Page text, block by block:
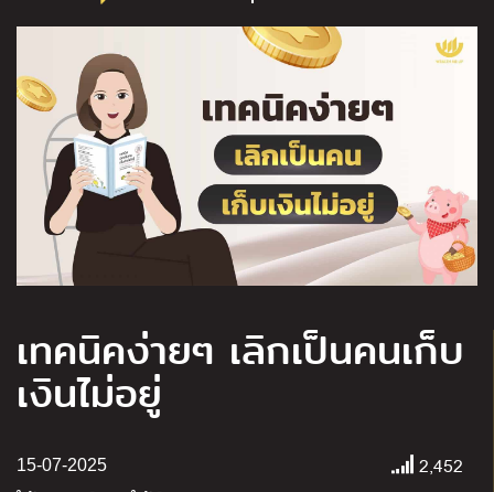
เทคนิคง่ายๆ เลิกเป็นคนเก็บ
เงินไม่อยู่
15-07-2025
2,452